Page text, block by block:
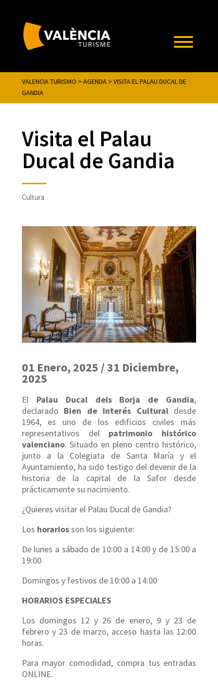
VALENCIA TURISMO > AGENDA> VISITA EL PALAU DUCAL DE
GANDIA
Visita el Palau
Ducal de Gandia
Cultura
01 Enero, 2025 / 31 Diciembre,
2025
El Palau Ducal dels Borja de Gandia,
declarado Bien de Interés Culturaldesde
1964, es uno de los edificios civiles más
representativos delpatrimonio histórico
valenciano. Situado en pleno centro histórico,
junto a la Colegiata de Santa María y el
Ayuntamiento, ha sido testigo del devenir de la
historia de la capital de la Safor desde
prácticamente su nacimiento.
¿Quieres visitar el Palau Ducal de Gandia?
Los horariosson los siguiente:
De lunes a sábado de 10:00 a 14:00 y de 15:00 a
19:00
Domingos y festivos de 10:00 a 14:00
HORARIOS ESPECIALES
Los domingos 12 y 26 de enero, 9 y 23 de
febrero y 23 de marzo, acceso hasta las 12:00
horas.
Para mayor comodidad, compra tus entradas
ONLINE.